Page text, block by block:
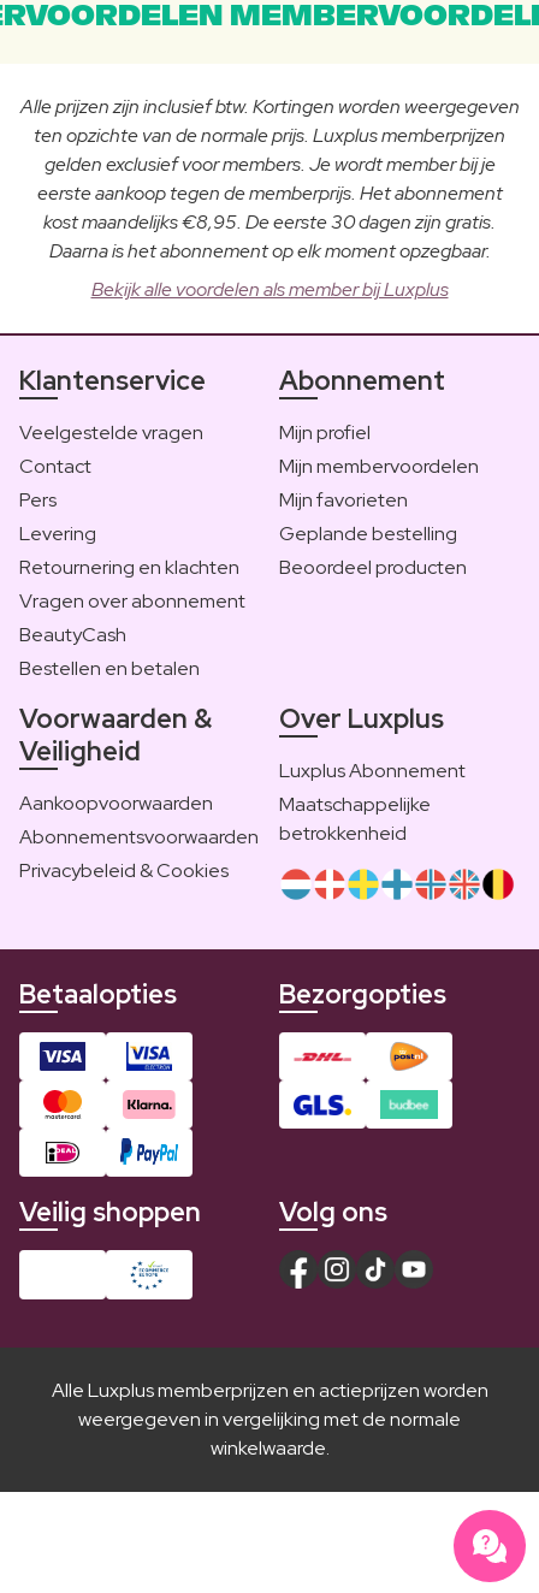
Alle prijzen zijn inclusief btw. Kortingen worden weergegeven
ten opzichte van de normale prijs. Luxplus memberprijzen
gelden exclusief voor members. Je wordt member bij je
eerste aankoop tegen de memberprijs. Het abonnement
kost maandelijks €8,95. De eerste 30 dagen zijn gratis.
Daarna is het abonnement op elk moment opzegbaar.
Bekijk alle voordelen als member bij Luxplus
Klantenservice
Veelgestelde vragen
Contact
Pers
Levering
Retournering en klachten
Vragen over abonnement
BeautyCash
Bestellen en betalen
Abonnement
Mijn profiel
Mijn membervoordelen
Mijn favorieten
Geplande bestelling
Beoordeel producten
Voorwaarden &
Veiligheid
Aankoopvoorwaarden
Abonnementsvoorwaarden
Privacybeleid & Cookies
Over Luxplus
Luxplus Abonnement
Maatschappelijke
betrokkenheid
Betaalopties Bezorgopties
Veilig shoppen Volg ons
Alle Luxplus memberprijzen en actieprijzen worden
weergegeven in vergelijking met de normale
winkelwaarde.